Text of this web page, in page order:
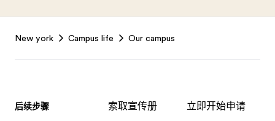
New york Campus life Our campus
后续步骤 索取宣传册 立即开始申请